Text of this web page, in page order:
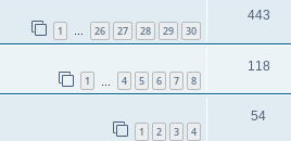
1 … 26 27 28 29 30
443
1 4 5 6 7 8
118
1 2 3 4
54